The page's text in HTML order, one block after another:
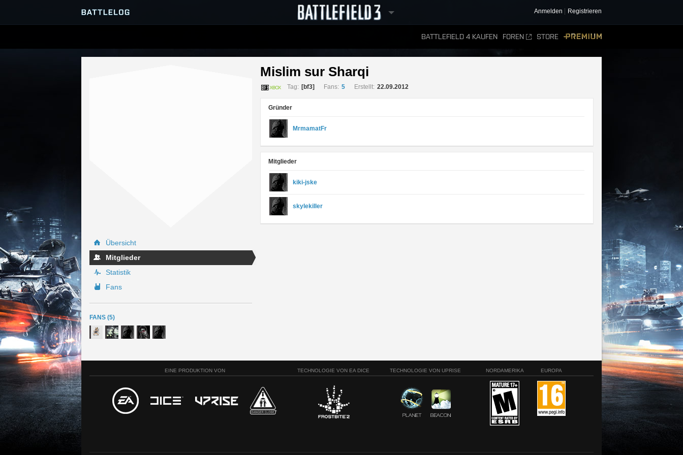
Anmelden Registrieren
BATTLEFIELD 4 KAUFEN FOREN STORE
RANGLISTEN
Übersicht
Mitglieder
Statistik
Fans
FANS (5)
Mislim sur Sharqi
Tag: [bf3] Fans: 5 Erstellt: 22.09.2012
Gründer
MrmamatFr
Mitglieder
kiki-jske
skylekiller
EINE PRODUKTION VON TECHNOLOGIE VON EA DICE TECHNOLOGIE VON UPRISE NORDAMERIKA EUROPA